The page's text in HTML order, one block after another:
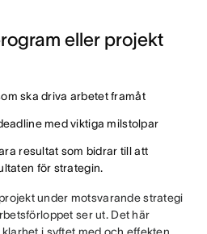
eller projekt
ska driva arbetet framåt
med viktiga milstolpar
resultat som bidrar till att
för strategin.
under motsvarande strategi
ser ut. Det här